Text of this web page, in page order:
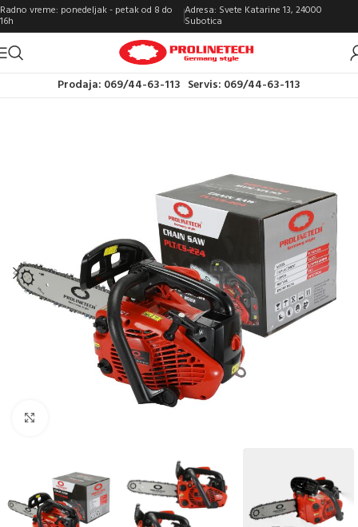
Radno vreme: ponedeljak - petak od 8 do
16h
Adresa: Svete Katarine 13, 24000
Subotica
Prodaja: 069/44-63-113 Servis: 069/44-63-113